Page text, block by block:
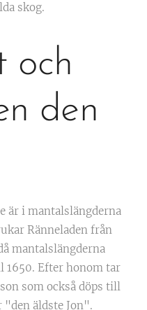
skog.
och
den
är i mantalslängderna
Ränneladen från
mantalslängderna
1650. Efter honom tar
som också döps till
"den äldste Jon".